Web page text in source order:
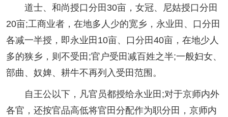
道士、和尚授口分田30亩，女冠、尼姑授口分田
20亩;工商业者，在地多人少的宽乡，永业田、口分田
各减一半授，即永业田10亩、口分田40亩，在地少人
多的狭乡，则不受田;官户受田减百姓之半;一般妇女、
部曲、奴婢、耕牛不再列入受田范围。
自王公以下，凡官员都授给永业田;对于京师内外
各官，还按官品高低将官田分配作为职分田，京师内